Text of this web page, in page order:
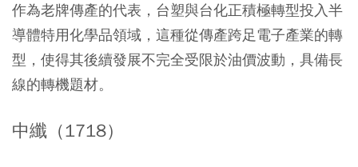
作為老牌傳產的代表，台塑與台化正積極轉型投入半
導體特用化學品領域，這種從傳產跨足電子產業的轉
型，使得其後續發展不完全受限於油價波動，具備長
線的轉機題材。
中纖（1718）